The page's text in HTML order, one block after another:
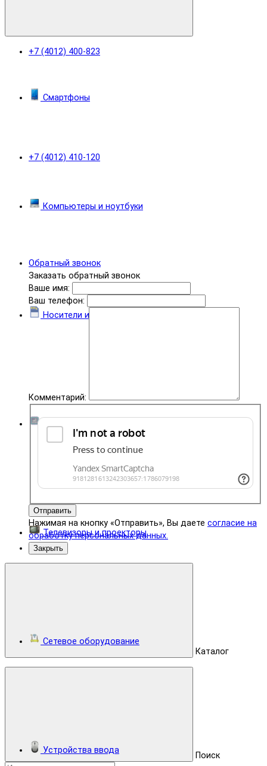
+7 (4012) 400-823
+7 (4012) 410-120
Обратный звонок
Заказать обратный звонок
Ваше имя:
Ваш телефон:
Комментарий:
Отправить
Нажимая на кнопку «Отправить», Вы даете согласие на
обработку персональных данных.
Закрыть
Каталог
Поиск
Смартфоны
Компьютеры и ноутбуки
Носители информации
Комплектующие
Телевизоры и проекторы
Сетевое оборудование
Устройства ввода